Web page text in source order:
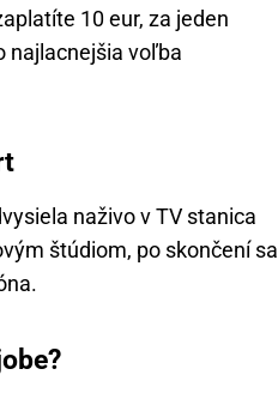
10 eur, za jeden
najlacnejšia voľba
naživo v TV stanica
štúdiom, po skončení sa